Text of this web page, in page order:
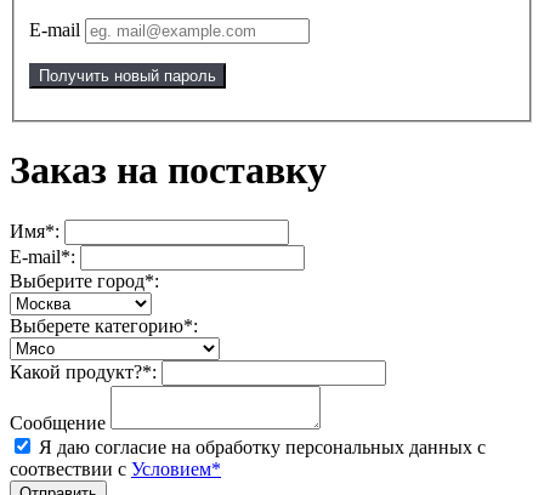
E-mail
Получить новый пароль
Заказ на поставку
Имя*:
E-mail*:
Выберите город*:
Выберете категорию*:
Какой продукт?*:
Сообщение
Я даю согласие на обработку персональных данных с
соотвествии с Условием*